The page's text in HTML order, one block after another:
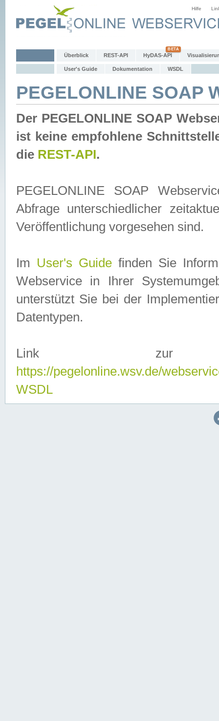
Hilfe
Überblick REST-API HyDAS-API
User's Guide Dokumentation WSDL
PEGELONLINE SOAP
Der PEGELONLINE SOAP
ist keine empfohlene
die REST-API.
PEGELONLINE SOAP
Abfrage unterschiedlicher
Veröffentlichung vorgesehen sind.
Im User's Guidefinden Sie
Webservice in Ihrer
unterstützt Sie bei der
Datentypen.
Link zur
https://pegelonline.wsv.de/
WSDL